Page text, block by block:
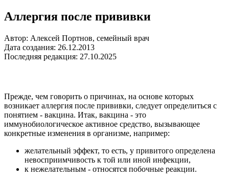
Аллергия после прививки
Автор: Алексей Портнов, семейный врач
Дата создания: 26.12.2013
Последняя редакция: 27.10.2025
Прежде, чем говорить о причинах, на основе которых
возникает аллергия после прививки, следует определиться с
понятием - вакцина. Итак, вакцина - это
иммунобиологическое активное средство, вызывающее
конкретные изменения в организме, например:
желательный эффект, то есть, у привитого определена
невосприимчивость к той или иной инфекции,
к нежелательным - относятся побочные реакции.